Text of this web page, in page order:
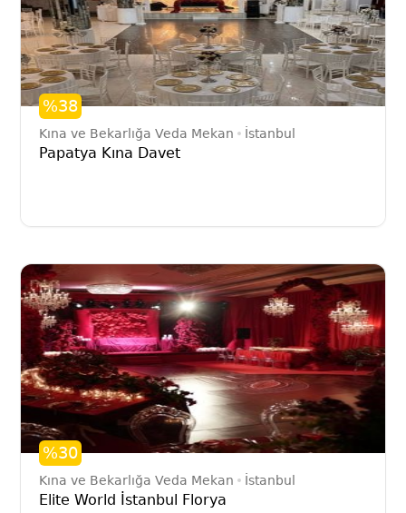
%38
Kına ve Bekarlığa Veda Mekan İstanbul
Papatya Kına Davet
%30
Kına ve Bekarlığa Veda Mekan İstanbul
Elite World İstanbul Florya